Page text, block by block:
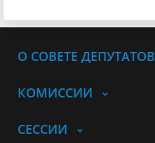
О СОВЕТЕ ДЕПУТАТОВ
КОМИССИИ
СЕССИИ